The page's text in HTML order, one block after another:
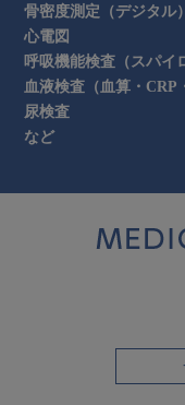
骨密度測定（デジタル）
心電図
呼吸機能検査（スパイ
血液検査（血算・CRP
尿検査
など